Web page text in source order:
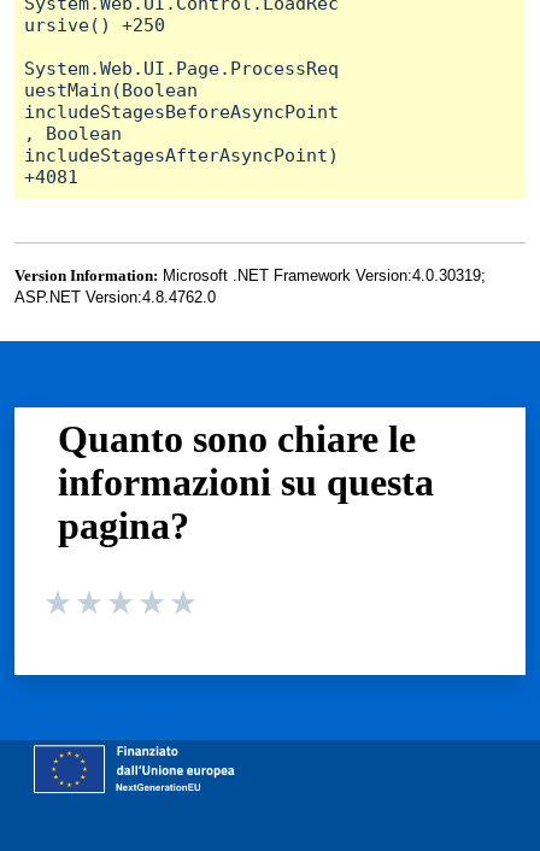
ursive() +250
System.Web.UI.Page.ProcessReq
uestMain(Boolean
includeStagesBeforeAsyncPoint
, Boolean
includeStagesAfterAsyncPoint)
Version Information: Microsoft .NET Framework Version:4.0.30319;
ASP.NET Version:4.8.4762.0
Quanto sono chiare le
informazioni su questa
pagina?
Valuta da 1 a 5 stelle la pagina